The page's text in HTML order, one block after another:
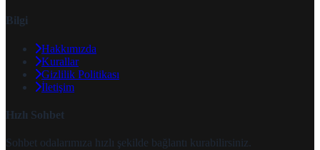
Bilgi
Hakkımızda
Kurallar
Gizlilik Politikası
İletişim
Hızlı Sohbet
Sohbet odalarımıza hızlı şekilde bağlantı kurabilirsiniz.